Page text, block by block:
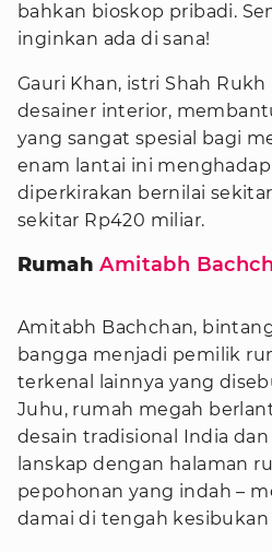
bahkan bioskop pribadi.
inginkan ada di sana!
Gauri Khan, istri Shah
desainer interior,
yang sangat spesial bagi
enam lantai ini
diperkirakan bernilai
sekitar Rp420 miliar.
RumahAmitabh
Amitabh Bachchan,
bangga menjadi pemilik
terkenal lainnya yang
Juhu, rumah megah
desain tradisional India
lanskap dengan halaman
pepohonan yang indah –
damai di tengah